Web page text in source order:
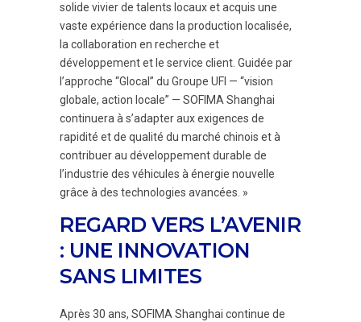
solide vivier de talents locaux et acquis une
vaste expérience dans la production localisée,
la collaboration en recherche et
développement et le service client. Guidée par
l’approche “Glocal” du Groupe UFI — “vision
globale, action locale” — SOFIMA Shanghai
continuera à s’adapter aux exigences de
rapidité et de qualité du marché chinois et à
contribuer au développement durable de
l’industrie des véhicules à énergie nouvelle
grâce à des technologies avancées. »
REGARD VERS L’AVENIR
: UNE INNOVATION
SANS LIMITES
Après 30 ans, SOFIMA Shanghai continue de